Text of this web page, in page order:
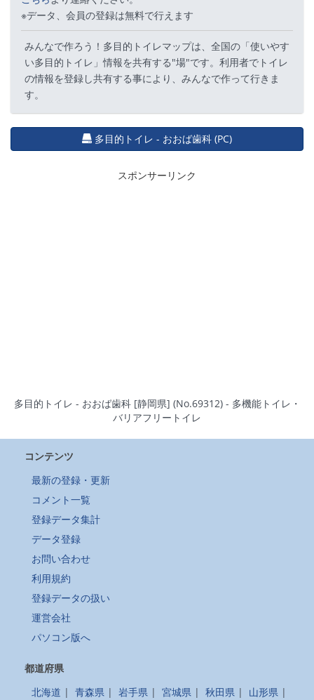
※データ、会員の登録は無料で行えます
みんなで作ろう！多目的トイレマップは、全国の「使いやす
い多目的トイレ」情報を共有する"場"です。利用者でトイレ
の情報を登録し共有する事により、みんなで作って行きま
す。
多目的トイレ - おおば歯科 (PC)
スポンサーリンク
多目的トイレ - おおば歯科 [静岡県] (No.69312) - 多機能トイレ・
バリアフリートイレ
コンテンツ
最新の登録・更新
コメント一覧
登録データ集計
データ登録
お問い合わせ
利用規約
登録データの扱い
運営会社
パソコン版へ
都道府県
北海道 | 青森県 | 岩手県 | 宮城県 | 秋田県 | 山形県 |